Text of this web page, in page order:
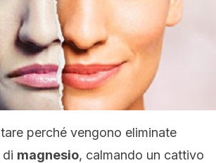
perché vengono eliminate
di magnesio, calmando un cattivo